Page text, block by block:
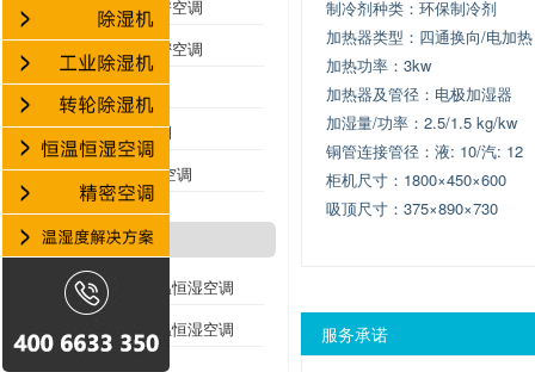
水冷式精密机房空调
分体式基站精密空调
氟泵精密空调
机架式精密空调
列间空调/行级空调
洁净空调系列
风冷洁净型恒温恒湿空调
水冷洁净型恒温恒湿空调
制冷剂种类：环保制冷剂
加热器类型：四通换向/电加热
加热功率：3kw
加热器及管径：电极加湿器
加湿量/功率：2.5/1.5 kg/kw
铜管连接管径：液: 10/汽: 12
柜机尺寸：1800×450×600
吸顶尺寸：375×890×730
服务承诺